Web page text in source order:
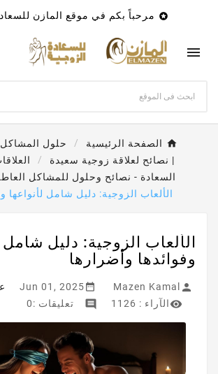
 مرحباً بكم في موقع المازن

الصفحة الرئيسية
حلول المشاكل
| نصائح لعلاقة زوجية سعيدة
السعادة - نصائح وحلول للمشاكل
الألعاب الزوجية: دليل شامل لأنواعها
الألعاب الزوجية: دليل شامل
وفوائدها وأضرارها

Mazen Kamal

Jun 01, 2025
الآراء :  تعليقات :0